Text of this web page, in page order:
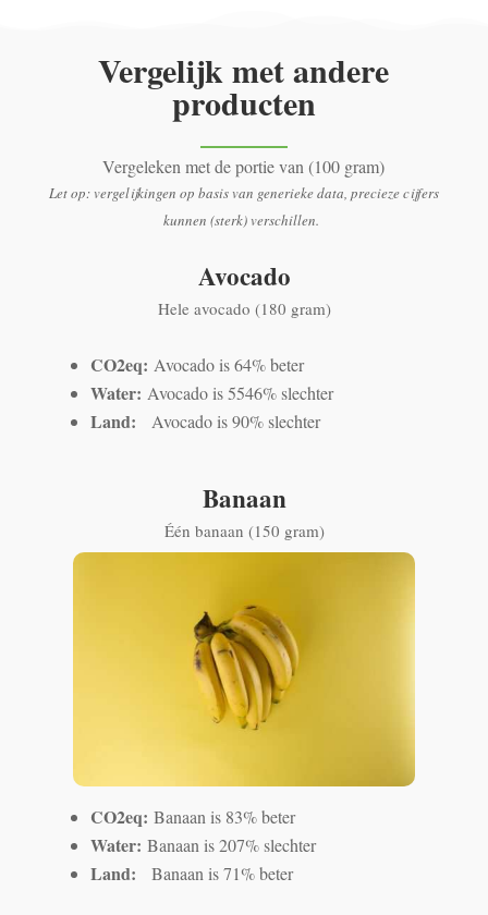
Vergelijk met andere
producten
Vergeleken met de portie van (100 gram)
Let op: vergelijkingen op basis van generieke data, precieze cijfers
kunnen (sterk) verschillen.
Avocado
Hele avocado (180 gram)
CO2eq:Avocado is 64% beter
Water:Avocado is 5546% slechter
Land:Avocado is 90% slechter
Banaan
Één banaan (150 gram)
CO2eq:Banaan is 83% beter
Water:Banaan is 207% slechter
Land:Banaan is 71% beter